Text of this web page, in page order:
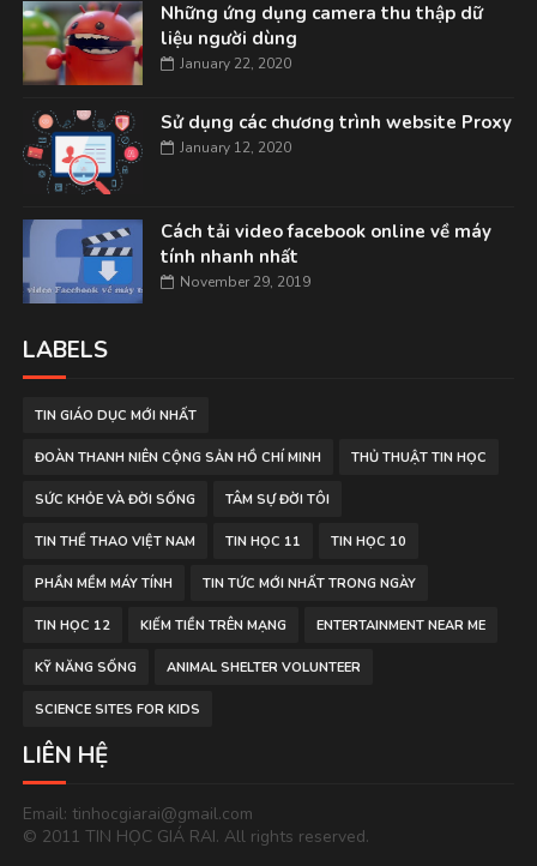
Những ứng dụng camera thu thập dữ
liệu người dùng
January 22, 2020
Sử dụng các chương trình website Proxy
January 12, 2020
Cách tải video facebook online về máy
tính nhanh nhất
November 29, 2019
LABELS
TIN GIÁO DỤC MỚI NHẤT
ĐOÀN THANH NIÊN CỘNG SẢN HỒ CHÍ MINH THỦ THUẬT TIN HỌC
SỨC KHỎE VÀ ĐỜI SỐNG TÂM SỰ ĐỜI TÔI
TIN THỂ THAO VIỆT NAM TIN HỌC 11 TIN HỌC 10
PHẦN MỀM MÁY TÍNH TIN TỨC MỚI NHẤT TRONG NGÀY
TIN HỌC 12 KIẾM TIỀN TRÊN MẠNG ENTERTAINMENT NEAR ME
KỸ NĂNG SỐNG ANIMAL SHELTER VOLUNTEER
SCIENCE SITES FOR KIDS
LIÊN HỆ
Email: tinhocgiarai@gmail.com
© 2011 TIN HỌC GIÁ RAI. All rights reserved.